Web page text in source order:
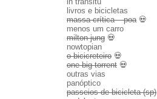
livros e bicicletas
massa crítica – poa💀
menos um carro
milton jung 💀
nowtopian
o bicicreteiro 💀
one big torrent 💀
outras vias
panóptico
passeios de bicicleta (sp)